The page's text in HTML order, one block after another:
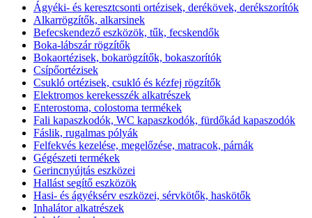
Ágyéki- és keresztcsonti ortézisek, derékövek, derékszorítók
Alkarrögzítők, alkarsinek
Befecskendező eszközök, tűk, fecskendők
Boka-lábszár rögzítők
Bokaortézisek, bokarögzítők, bokaszorítók
Csípőortézisek
Csukló ortézisek, csukló és kézfej rögzítők
Elektromos kerekesszék alkatrészek
Enterostoma, colostoma termékek
Fali kapaszkodók, WC kapaszkodók, fürdőkád kapaszodók
Fáslik, rugalmas pólyák
Felfekvés kezelése, megelőzése, matracok, párnák
Gégészeti termékek
Gerincnyújtás eszközei
Hallást segítő eszközök
Hasi- és ágyéksérv eszközei, sérvkötők, haskötők
Inhalátor alkatrészek